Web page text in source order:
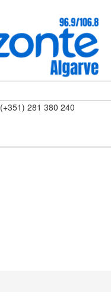
(+351) 281 380 240